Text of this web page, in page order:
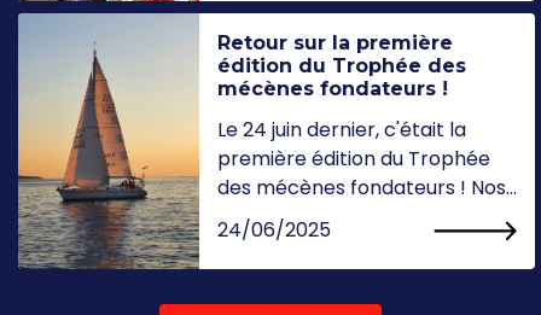
Retour sur la première
édition du Trophée des
mécènes fondateurs !
Le 24 juin dernier, c'était la
première édition du Trophée
des mécènes fondateurs ! Nos...
24/06/2025